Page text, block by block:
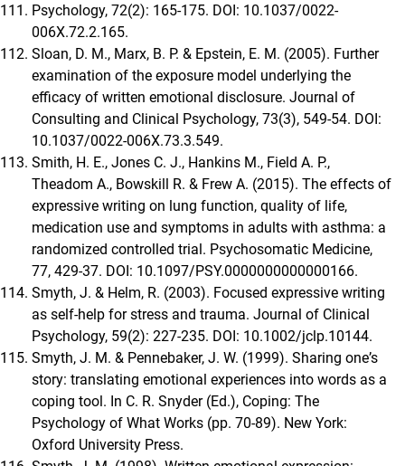
Psychology, 72(2): 165-175. DOI: 10.1037/0022-
006X.72.2.165.
Sloan, D. M., Marx, B. P. & Epstein, E. M. (2005). Further
examination of the exposure model underlying the
efficacy of written emotional disclosure. Journal of
Consulting and Clinical Psychology, 73(3), 549-54. DOI:
10.1037/0022-006X.73.3.549.
Smith, H. E., Jones C. J., Hankins M., Field A. P.,
Theadom A., Bowskill R. & Frew A. (2015). The effects of
expressive writing on lung function, quality of life,
medication use and symptoms in adults with asthma: a
randomized controlled trial. Psychosomatic Medicine,
77, 429-37. DOI: 10.1097/PSY.0000000000000166.
Smyth, J. & Helm, R. (2003). Focused expressive writing
as self-help for stress and trauma. Journal of Clinical
Psychology, 59(2): 227-235. DOI: 10.1002/jclp.10144.
Smyth, J. M. & Pennebaker, J. W. (1999). Sharing oneʼs
story: translating emotional experiences into words as a
coping tool. In C. R. Snyder (Ed.), Coping: The
Psychology of What Works (pp. 70-89). New York:
Oxford University Press.